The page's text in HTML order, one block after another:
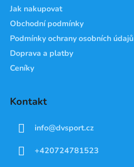
Jak nakupovat
Obchodní podmínky
Podmínky ochrany osobních údajů
Doprava a platby
Ceníky
Kontakt
info@dvsport.cz
+420724781523